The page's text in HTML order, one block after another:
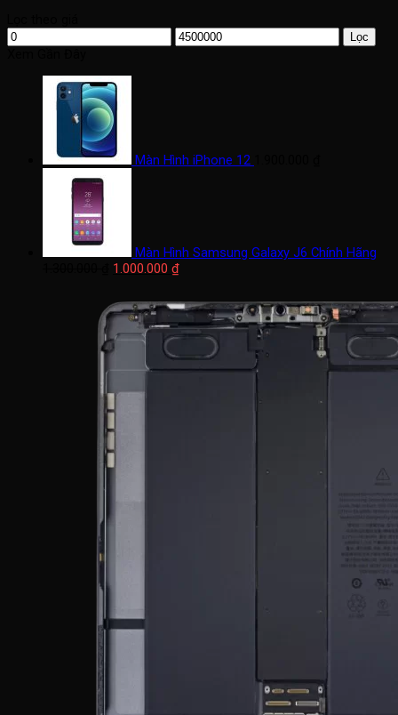
Giá
tối
Giá
tối
Lọc
Màn Hình iPhone 12
Màn Hình Samsung Galaxy J6 Chính Hãng
Giá
là:
1.300.000 ₫.
1.000.000 ₫Giá
tại
là:
1.000.000 ₫.